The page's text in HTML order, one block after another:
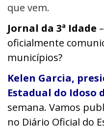
que vem.
Jornal da 3ª Idade
oficialmente
municípios?
Kelen Garcia,
Estadual do Idoso
semana. Vamos
no Diário Oficial do